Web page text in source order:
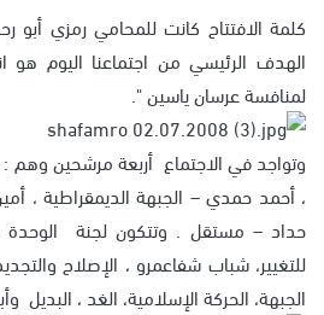
كلمة الافتتاح كانت للمحامي رمزي
الهدف الرئيسي من اجتماعنا اليوم هو
لمنافسة عرسان ياسين ".
وتواجد في الاجتماع أربعة مرشحين وهم
، أحمد حمدي – الجبهة الديمقراطية ،
للتغيير، شباب شفاعمرو ، الإصلاح
الجبهة، الحركة الإسلامية، الغد ، البديل